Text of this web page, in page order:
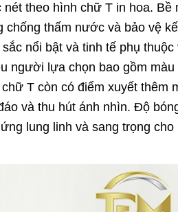
theo hình chữ T in hoa. Bề
thấm nước và bảo vệ
nổi bật và tinh tế phụ
người lựa chọn bao gồm
T còn có điểm xuyết thêm
và thu hút ánh nhìn. Độ
lung linh và sang trọng cho